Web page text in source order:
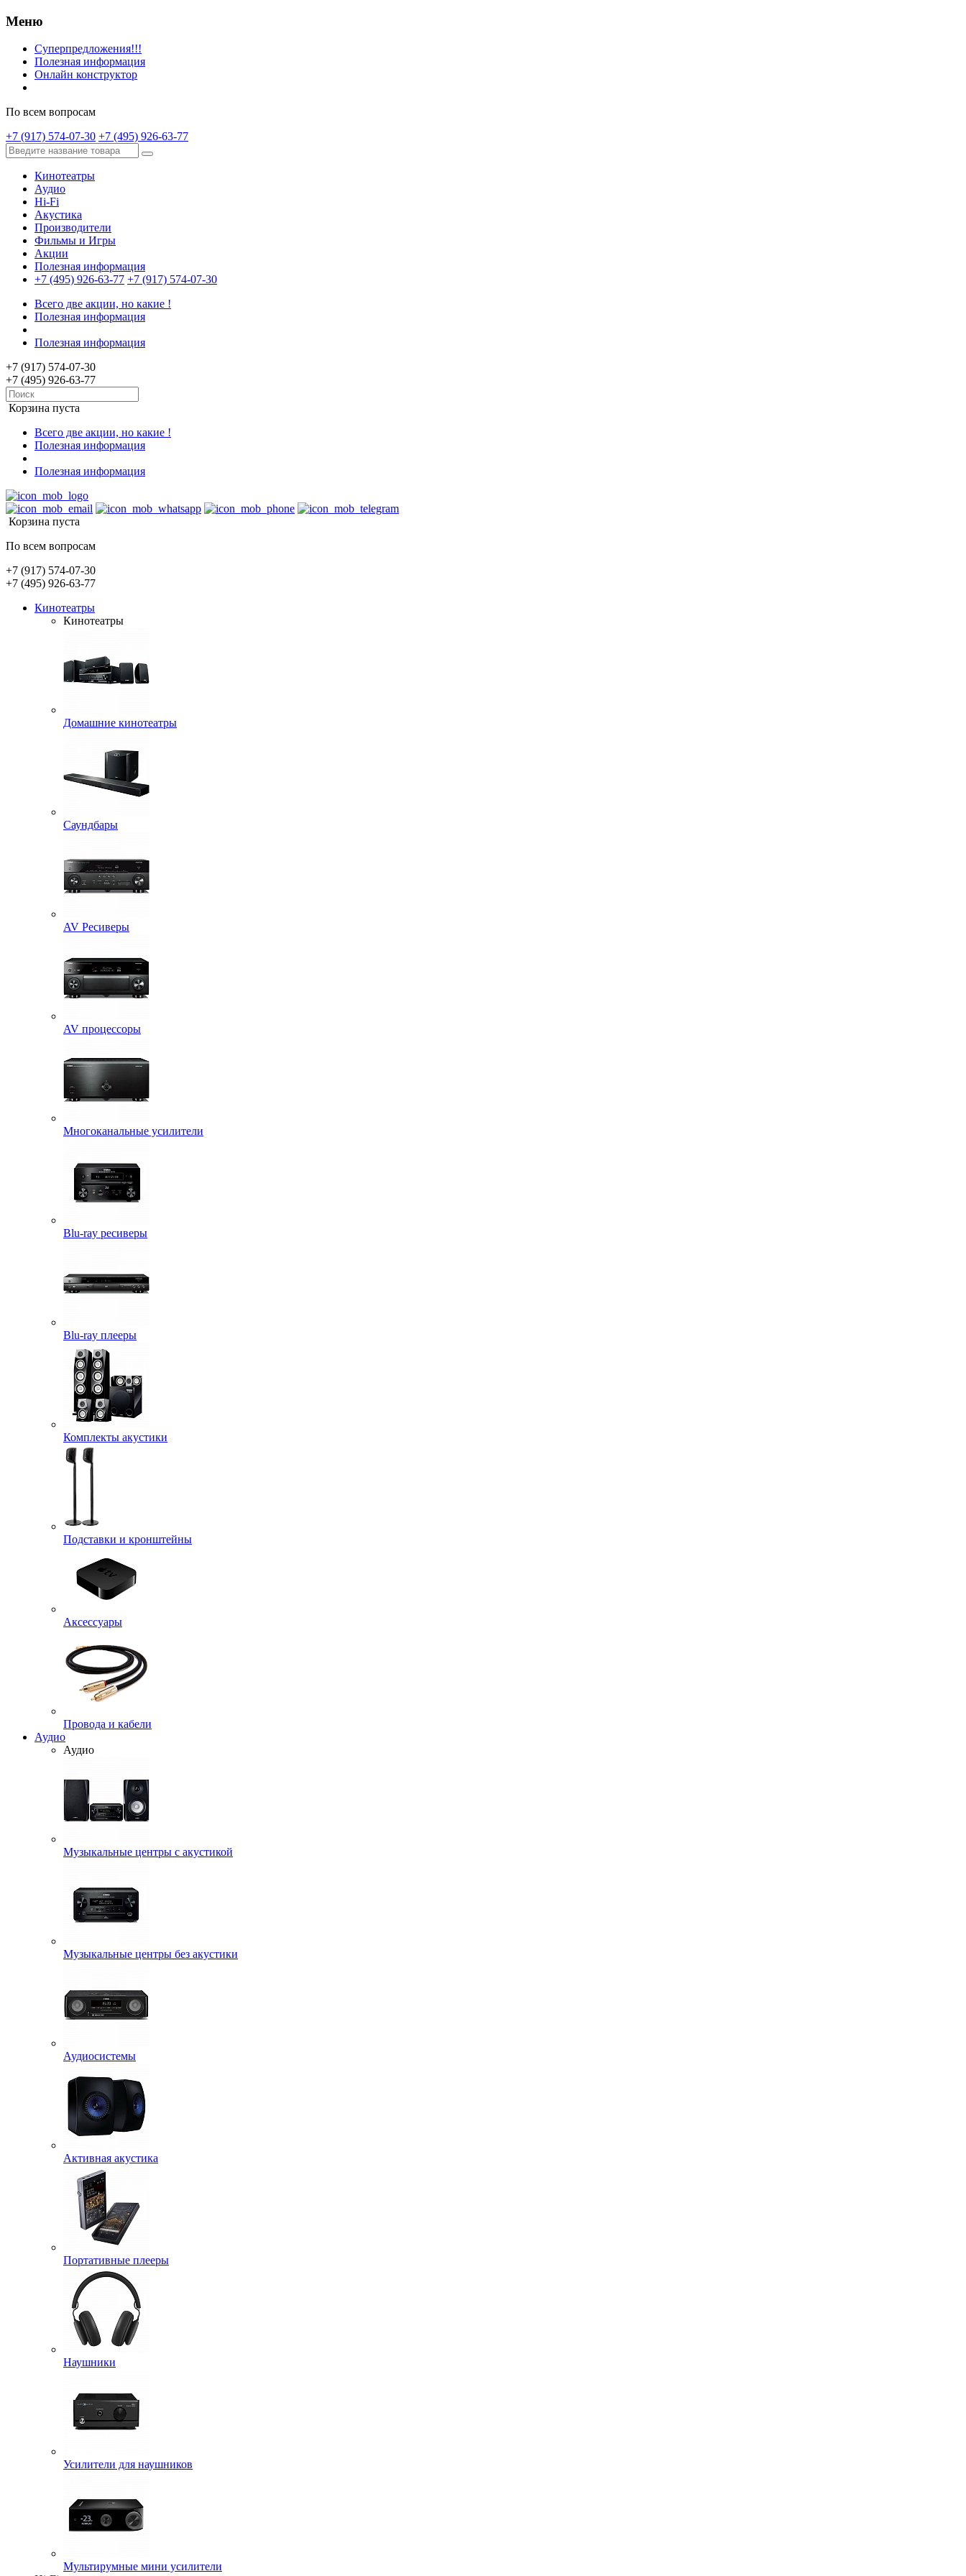
Меню
Суперпредложения!!!
Полезная информация
Онлайн конструктор
По всем вопросам
+7 (917) 574-07-30 +7 (495) 926-63-77
Кинотеатры
Аудио
Hi-Fi
Акустика
Производители
Фильмы и Игры
Акции
Полезная информация
+7 (495) 926-63-77 +7 (917) 574-07-30
Всего две акции, но какие !
Полезная информация
Полезная информация
+7 (917) 574-07-30
+7 (495) 926-63-77
Корзина пуста
Всего две акции, но какие !
Полезная информация
Полезная информация
Корзина пуста
По всем вопросам
+7 (917) 574-07-30
+7 (495) 926-63-77
Кинотеатры
Кинотеатры
Домашние кинотеатры
Саундбары
AV Ресиверы
AV процессоры
Многоканальные усилители
Blu-ray ресиверы
Blu-ray плееры
Комплекты акустики
Подставки и кронштейны
Аксессуары
Провода и кабели
Аудио
Аудио
Музыкальные центры с акустикой
Музыкальные центры без акустики
Аудиосистемы
Активная акустика
Портативные плееры
Наушники
Усилители для наушников
Мультирумные мини усилители